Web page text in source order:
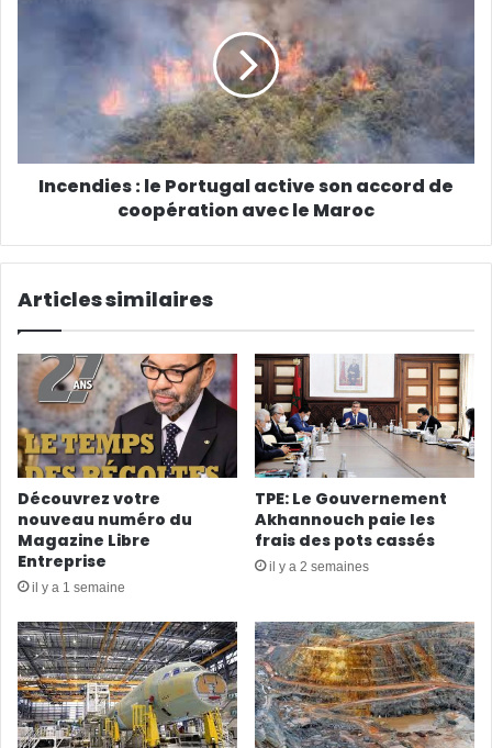
Incendies : le Portugal active son accord de
coopération avec le Maroc
Articles similaires
Découvrez votre
nouveau numéro du
Magazine Libre
Entreprise
il y a 1 semaine
TPE: Le Gouvernement
Akhannouch paie les
frais des pots cassés
il y a 2 semaines